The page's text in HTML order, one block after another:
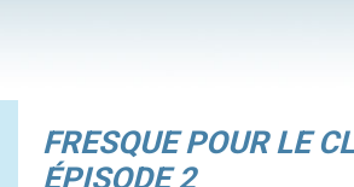
FRESQUE POUR LE
ÉPISODE 2